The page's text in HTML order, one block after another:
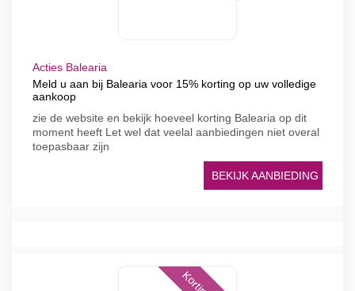
Acties Balearia
Meld u aan bij Balearia voor 15% korting op uw volledige
aankoop
zie de website en bekijk hoeveel korting Balearia op dit
moment heeft Let wel dat veelal aanbiedingen niet overal
toepasbaar zijn
BEKIJK AANBIEDING